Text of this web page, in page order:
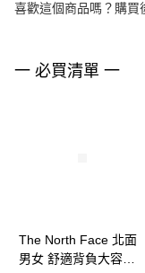
喜歡這個商品嗎？購買
一 必買清單 一
The North Face 北面
男女 舒適背負大容量